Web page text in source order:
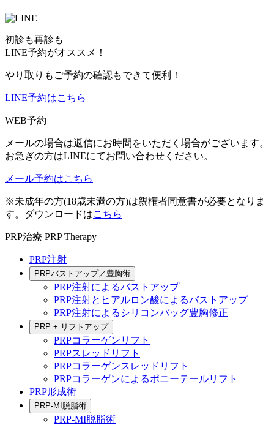
初診も再診も
LINE予約がオススメ！
やり取りもご予約の確認もできて便利！
LINE予約はこちら
WEB予約
メールの場合は返信にお時間をいただく場合がございます。
お急ぎの方はLINEにてお問い合わせください。
メール予約はこちら
※未成年の方(18歳未満の方)は親権者同意書が必要となりま
す。ダウンロードはこちら
PRP治療 PRP Therapy
PRP注射
PRPバストアップ／豊胸術
PRP注射によるバストアップ
PRP注射とヒアルロン酸によるバストアップ
PRP注射によるシリコンバッグ豊胸修正
PRP + リフトアップ
PRPコラーゲンリフト
PRPスレッドリフト
PRPコラーゲンスレッドリフト
PRPコラーゲンによるポニーテールリフト
PRP形成術
PRP-MI脱脂術
PRP-MI脱脂術